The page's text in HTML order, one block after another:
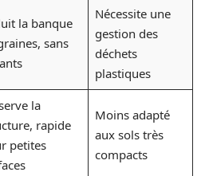
la banque
sans
Nécessite une
gestion des
déchets
plastiques
la
rapide
petites
Moins adapté
aux sols très
compacts